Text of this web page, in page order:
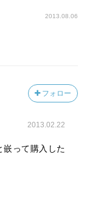
2013.08.06
フォロー
2013.02.22
嵌って購入した